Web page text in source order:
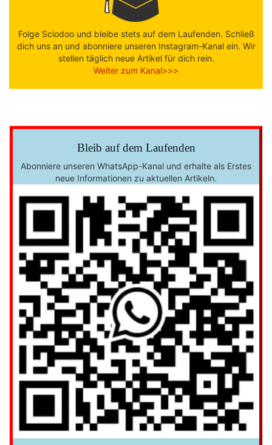
Folge Sciodoo und bleibe stets auf dem Laufenden. Schließ
dich uns an und abonniere unseren Instagram-Kanal ein. Wir
stellen täglich neue Artikel für dich rein.
Weiter zum Kanal>>>
Bleib auf dem Laufenden
Abonniere unseren WhatsApp-Kanal und erhalte als Erstes
neue Informationen zu aktuellen Artikeln.